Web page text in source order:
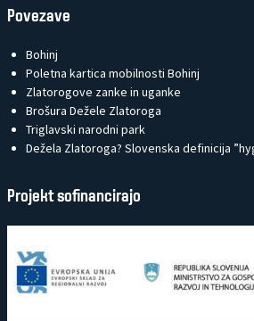
Povezave
Bohinj
Poletna kartica mobilnosti Bohinj
Zlatorogove zanke in uganke
Brošura Dežele Zlatoroga
Triglavski narodni park
Dežela Zlatoroga? Slovenska definicija
Projekt sofinancirajo